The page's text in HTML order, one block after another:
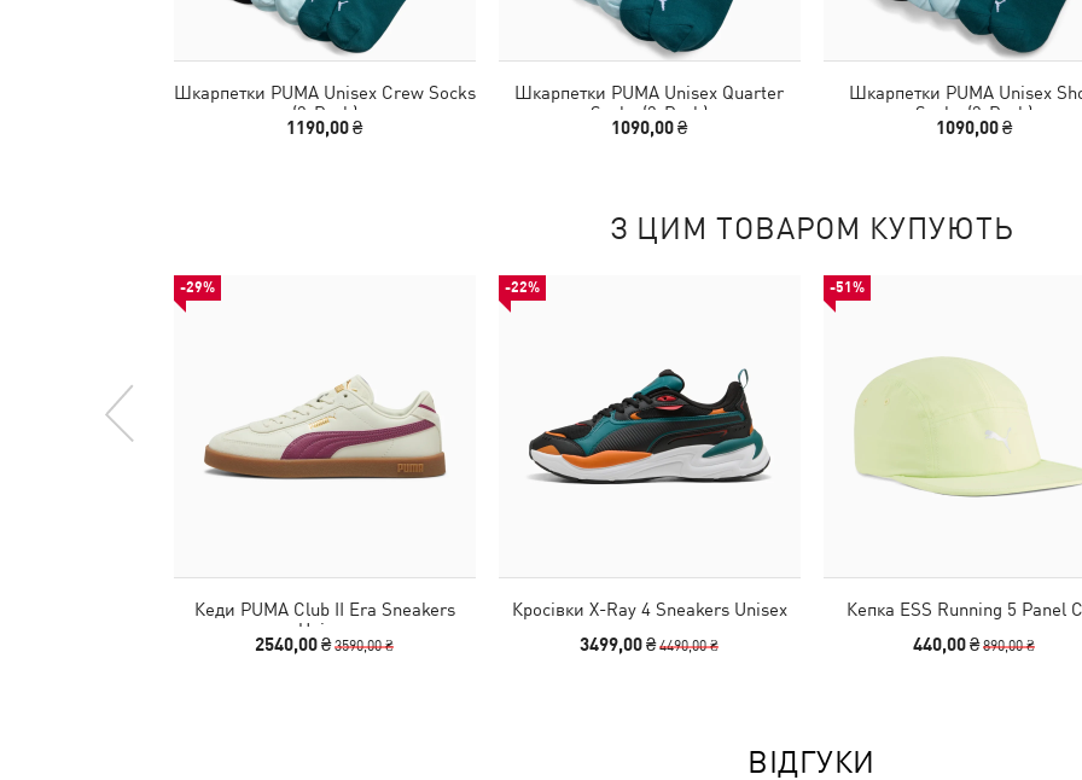
Шкарпетки PUMA Unisex Crew Socks
(3-Pack)
1190,00 ₴
Шкарпетки PUMA Unisex Quarter
Socks (3-Pack)
1090,00 ₴
Шкарпетки PUMA Unisex
Socks (3-Pack)
1090,00 ₴
З ЦИМ ТОВАРОМ КУПУЮТЬ
-29%
Кеди PUMA Club II Era Sneakers
Unisex
2540,00 ₴3590,00 ₴
-22%
Кросівки X-Ray 4 Sneakers Unisex
3499,00 ₴4490,00 ₴
-51%
Кепка ESS Running 5 Panel
440,00 ₴890,00 ₴
ВІДГУКИ